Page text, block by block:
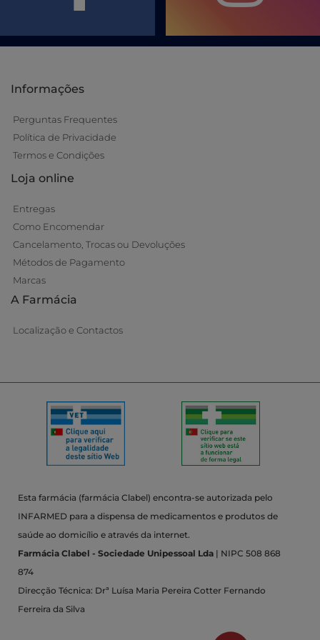
Informações
Perguntas Frequentes
Política de Privacidade
Termos e Condições
Loja online
Entregas
Como Encomendar
Cancelamento, Trocas ou Devoluções
Métodos de Pagamento
Marcas
A Farmácia
Localização e Contactos
Esta farmácia (farmácia Clabel) encontra-se autorizada pelo
INFARMED para a dispensa de medicamentos e produtos de
saúde ao domicílio e através da internet.
Farmácia Clabel - Sociedade Unipessoal Lda | NIPC 508 868
874
Direcção Técnica: Drª Luísa Maria Pereira Cotter Fernando
Ferreira da Silva